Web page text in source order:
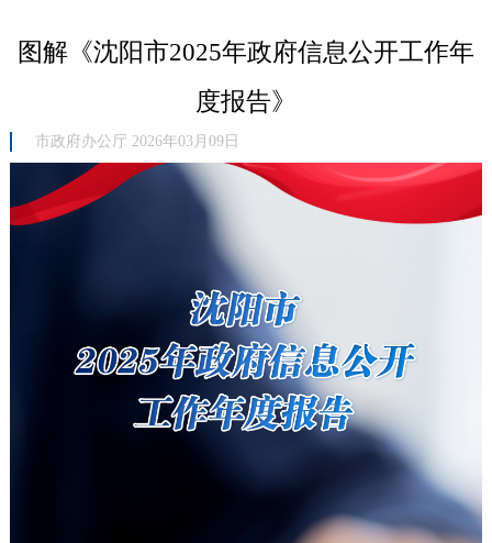
图解《沈阳市2025年政府信息公开工作年
度报告》
市政府办公厅 2026年03月09日